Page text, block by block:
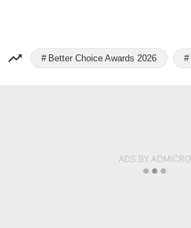
Better Choice Awards 2026